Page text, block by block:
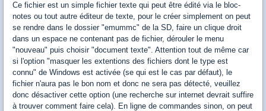
Ce fichier est un simple fichier texte qui peut être édité via le bloc-
notes ou tout autre éditeur de texte, pour le créer simplement on peut
se rendre dans le dossier "emummc" de la SD, faire un clique droit
dans un espace ne contenant pas de fichier, dérouler le menu
"nouveau" puis choisir "document texte". Attention tout de même car
si l'option "masquer les extentions des fichiers dont le type est
connu" de Windows est activée (se qui est le cas par défaut), le
fichier n'aura pas le bon nom et donc ne sera pas détecté, veuillez
donc désactiver cette option (une recherche sur internet devrait suffire
à trouver comment faire cela). En ligne de commandes sinon, on peut